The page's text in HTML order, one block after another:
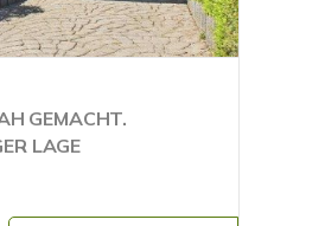
GEMACHT.
LAGE